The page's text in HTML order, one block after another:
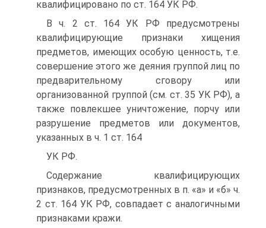
квалифицировано по ст. 164 УК РФ.
В ч. 2 ст. 164 УК РФ предусмотрены
квалифицирующие признаки хищения
предметов, имеющих особую ценность, т.е.
совершение этого же деяния группой лиц по
предварительному сговору или
организованной группой (см. ст. 35 УК РФ), а
также повлекшее уничтожение, порчу или
разрушение предметов или документов,
указанных в ч. 1 ст. 164
УК РФ.
Содержание квалифицирующих
признаков, предусмотренных в п. «а» и «б» ч.
2 ст. 164 УК РФ, совпадает с аналогичными
признаками кражи.